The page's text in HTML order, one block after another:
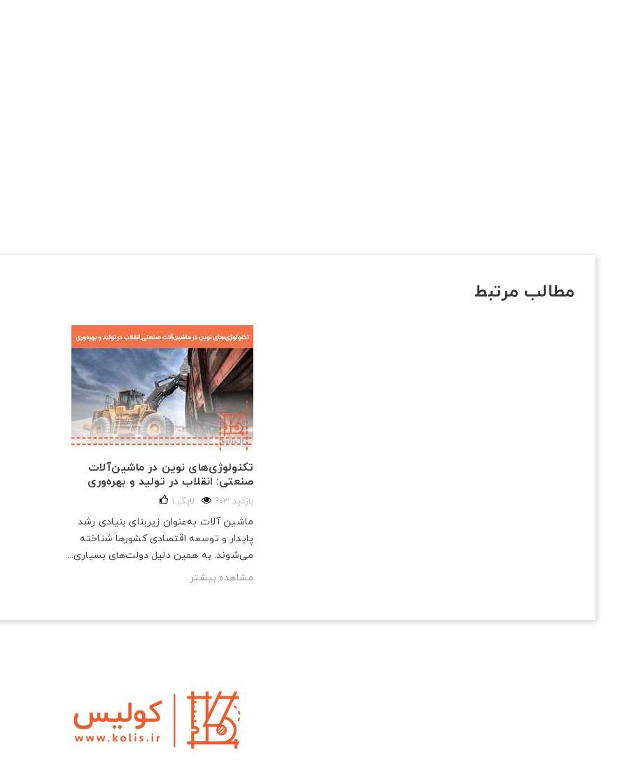
مطالب مرتبط
تکنولوژی‌های نوین در ماشین‌آلات
صنعتی: انقلاب در تولید و بهره‌وری
903 بازدید 1 لایک
ماشین آلات به‌عنوان زیربنای بنیادی رشد
پایدار و توسعه اقتصادی کشورها شناخته
می‌شوند. به همین دلیل دولت‌های بسیاری...
مشاهده بیشتر